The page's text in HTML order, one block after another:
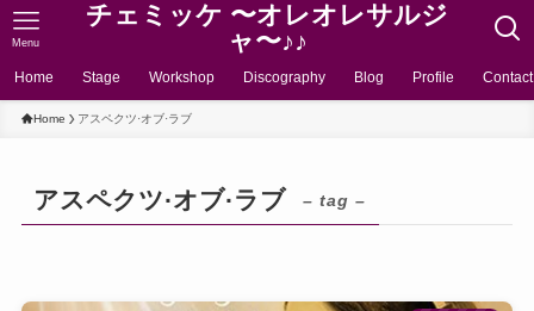
チェミッケ 〜オレオレサルジ
ャ〜♪♪
Menu
Home Stage Workshop Discography Blog Profile Contact
Home アスペクツ·オブ·ラブ
アスペクツ·オブ·ラブ – tag –